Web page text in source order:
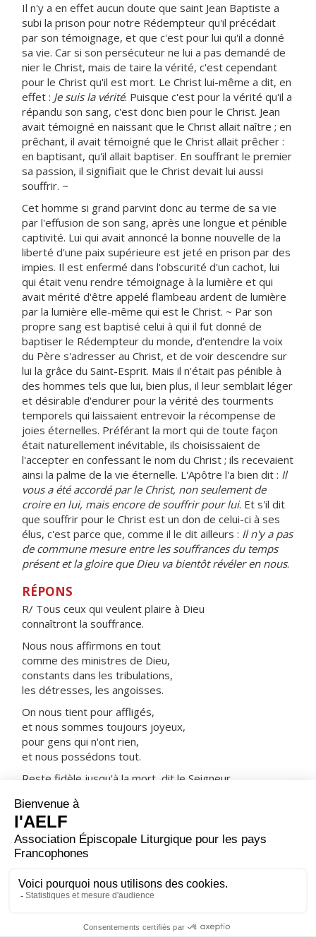
Il n'y a en effet aucun doute que saint Jean Baptiste a
subi la prison pour notre Rédempteur qu'il précédait
par son témoignage, et que c'est pour lui qu'il a donné
sa vie. Car si son persécuteur ne lui a pas demandé de
nier le Christ, mais de taire la vérité, c'est cependant
pour le Christ qu'il est mort. Le Christ lui-même a dit, en
effet : Je suis la vérité. Puisque c'est pour la vérité qu'il a
répandu son sang, c'est donc bien pour le Christ. Jean
avait témoigné en naissant que le Christ allait naître ; en
prêchant, il avait témoigné que le Christ allait prêcher :
en baptisant, qu'il allait baptiser. En souffrant le premier
sa passion, il signifiait que le Christ devait lui aussi
souffrir. ~
Cet homme si grand parvint donc au terme de sa vie
par l'effusion de son sang, après une longue et pénible
captivité. Lui qui avait annoncé la bonne nouvelle de la
liberté d'une paix supérieure est jeté en prison par des
impies. Il est enfermé dans l'obscurité d'un cachot, lui
qui était venu rendre témoignage à la lumière et qui
avait mérité d'être appelé flambeau ardent de lumière
par la lumière elle-même qui est le Christ. ~ Par son
propre sang est baptisé celui à qui il fut donné de
baptiser le Rédempteur du monde, d'entendre la voix
du Père s'adresser au Christ, et de voir descendre sur
lui la grâce du Saint-Esprit. Mais il n'était pas pénible à
des hommes tels que lui, bien plus, il leur semblait léger
et désirable d'endurer pour la vérité des tourments
temporels qui laissaient entrevoir la récompense de
joies éternelles. Préférant la mort qui de toute façon
était naturellement inévitable, ils choisissaient de
l'accepter en confessant le nom du Christ ; ils recevaient
ainsi la palme de la vie éternelle. L'Apôtre l'a bien dit : Il
vous a été accordé par le Christ, non seulement de
croire en lui, mais encore de souffrir pour lui. Et s'il dit
que souffrir pour le Christ est un don de celui-ci à ses
élus, c'est parce que, comme il le dit ailleurs : Il n'y a pas
de commune mesure entre les souffrances du temps
présent et la gloire que Dieu va bientôt révéler en nous.
RÉPONS
R/ Tous ceux qui veulent plaire à Dieu
connaîtront la souffrance.
Nous nous affirmons en tout
comme des ministres de Dieu,
constants dans les tribulations,
les détresses, les angoisses.
On nous tient pour affligés,
et nous sommes toujours joyeux,
pour gens qui n'ont rien,
et nous possédons tout.
Reste fidèle jusqu'à la mort, dit le Seigneur,
ORAISON
Tu as voulu, Seigneur, que saint Jean Baptiste soit le
précurseur de ton Fils dans sa naissance et dans sa
accorde-nous de savoir, comme lui, nous dépenser
avec courage au service de ta Parole.